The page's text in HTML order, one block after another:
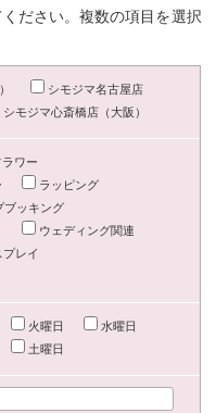
ださい。複数の項目を選択
シモジマ名古屋店
シモジマ心斎橋店（大阪）
ワー
ラッピング
ブッキング
ウェディング関連
レイ
火曜日
水曜日
土曜日